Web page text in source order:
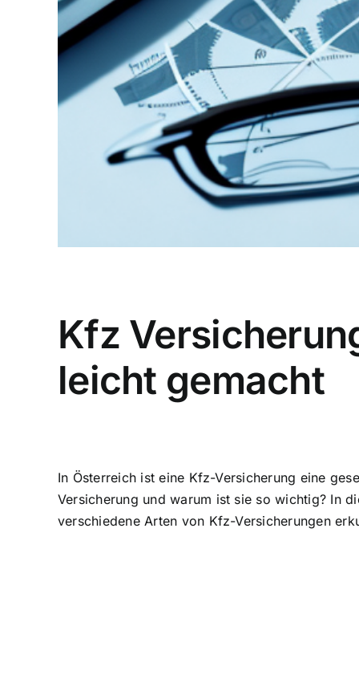
Kfz
leicht gemacht
In Österreich ist eine Kfz-Versicherung eine
Versicherung und warum ist sie so wichtig? In
verschiedene Arten von Kfz-Versicherungen